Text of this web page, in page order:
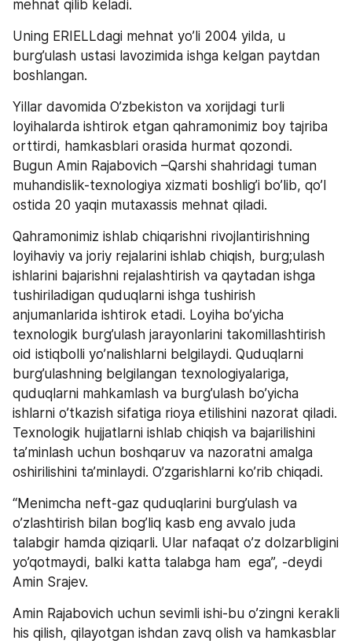
mehnat qilib keladi.
Uning ERIELLdagi mehnat yo’li 2004 yilda, u
burg’ulash ustasi lavozimida ishga kelgan paytdan
boshlangan.
Yillar davomida O’zbekiston va xorijdagi turli
loyihalarda ishtirok etgan qahramonimiz boy tajriba
orttirdi, hamkasblari orasida hurmat qozondi.
Bugun Amin Rajabovich –Qarshi shahridagi tuman
muhandislik-texnologiya xizmati boshlig’i bo’lib, qo’l
ostida 20 yaqin mutaxassis mehnat qiladi.
Qahramonimiz ishlab chiqarishni rivojlantirishning
loyihaviy va joriy rejalarini ishlab chiqish, burg;ulash
ishlarini bajarishni rejalashtirish va qaytadan ishga
tushiriladigan quduqlarni ishga tushirish
anjumanlarida ishtirok etadi. Loyiha bo’yicha
texnologik burg’ulash jarayonlarini takomillashtirish
oid istiqbolli yo’nalishlarni belgilaydi. Quduqlarni
burg’ulashning belgilangan texnologiyalariga,
quduqlarni mahkamlash va burg’ulash bo’yicha
ishlarni o’tkazish sifatiga rioya etilishini nazorat qiladi.
Texnologik hujjatlarni ishlab chiqish va bajarilishini
ta’minlash uchun boshqaruv va nazoratni amalga
oshirilishini ta’minlaydi. O’zgarishlarni ko’rib chiqadi.
“Menimcha neft-gaz quduqlarini burg’ulash va
o’zlashtirish bilan bog’liq kasb eng avvalo juda
talabgir hamda qiziqarli. Ular nafaqat o’z dolzarbligini
yo’qotmaydi, balki katta talabga ham  ega”, -deydi
Amin Srajev.
Amin Rajabovich uchun sevimli ishi-bu o’zingni kerakli
his qilish, qilayotgan ishdan zavq olish va hamkasblar